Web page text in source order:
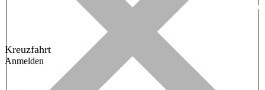
Kreuzfahrt
Anmelden